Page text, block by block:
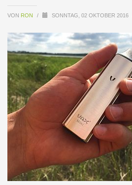
VON RON / SONNTAG, 02 OKTOBER 2016